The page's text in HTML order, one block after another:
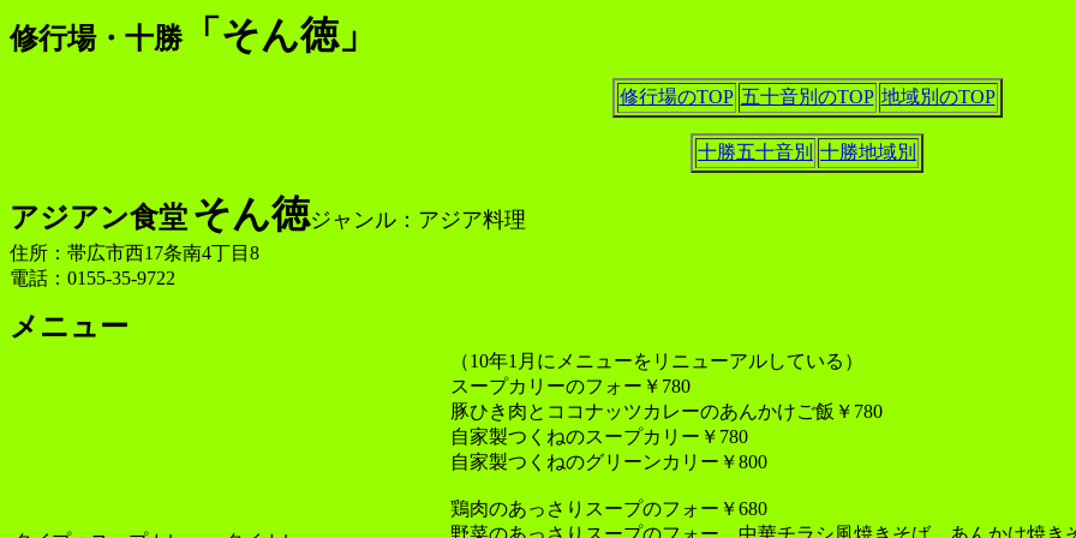
修行場・十勝「そん徳」
修行場のTOP 五十音別のTOP 地域別のTOP
十勝五十音別 十勝地域別
アジアン食堂 そん徳ジャンル：アジア料理
住所：帯広市西17条南4丁目8
電話：0155-35-9722
メニュー
（10年1月にメニューをリニューアルしている）
スープカリーのフォー￥780
豚ひき肉とココナッツカレーのあんかけご飯￥780
自家製つくねのスープカリー￥780
自家製つくねのグリーンカリー￥800
鶏肉のあっさりスープのフォー￥680
野菜のあっさりスープのフォー、中華チラシ風焼きそば、あんかけ焼き